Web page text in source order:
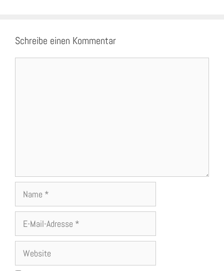
Schreibe einen Kommentar
Name
Adresse
Website